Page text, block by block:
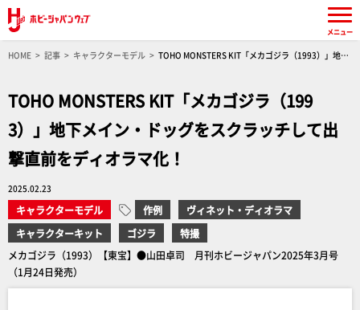
HOME 記事 キャラクターモデル
TOHO MONSTERS KIT「メカゴジラ（1993）」地下
TOHO MONSTERS KIT「メカゴジラ（199
3）」地下メイン・ドッグをスクラッチして出
撃直前をディオラマ化！
2025.02.23
キャラクターモデル 作例
ヴィネット・ディオラマ
キャラクターキット
ゴジラ
特撮
メカゴジラ（1993）【東宝】●山田卓司 月刊ホビージャパン2025年3月号
（1月24日発売）
メニュー